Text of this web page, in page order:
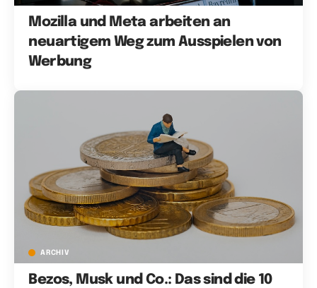
Mozilla und Meta arbeiten an
neuartigem Weg zum Ausspielen von
Werbung
ARCHIV
Bezos, Musk und Co.: Das sind die 10